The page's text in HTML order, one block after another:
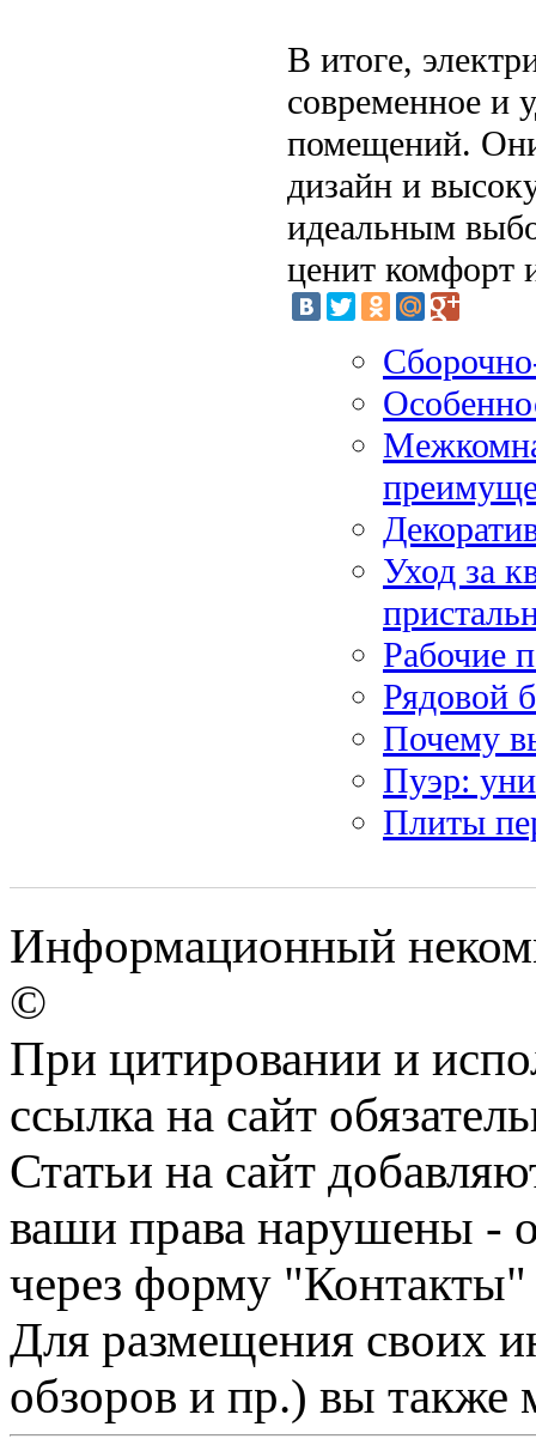
В итоге,
современное и
помещений. Они
дизайн и
идеальным
ценит комфорт
Уход за
Рабочие
Рядовой
Почему
Пуэр:
Плиты
Информационный
©
При цитировании и
ссылка на сайт
Статьи на сайт
ваши права нарушены -
через форму "Контакты"
Для размещения своих
обзоров и пр.) вы также